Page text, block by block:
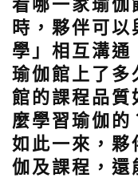
看哪一家瑜伽
時，夥伴可以
學」相互溝通
瑜伽館上了多
館的課程品質
麼學習瑜伽
如此一來，夥
伽及課程，還